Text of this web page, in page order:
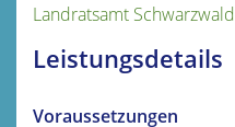
Landratsamt
Leistungsdetails
Voraussetzungen